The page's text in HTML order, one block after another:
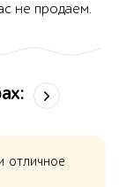
не продаем.
отличное